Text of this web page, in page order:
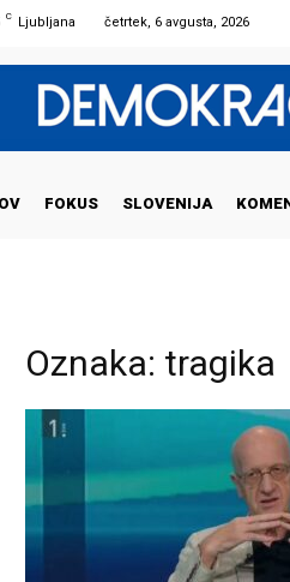
C Ljubljana četrtek, 6 avgusta, 2026
FOKUS SLOVENIJA
Oznaka: tragika